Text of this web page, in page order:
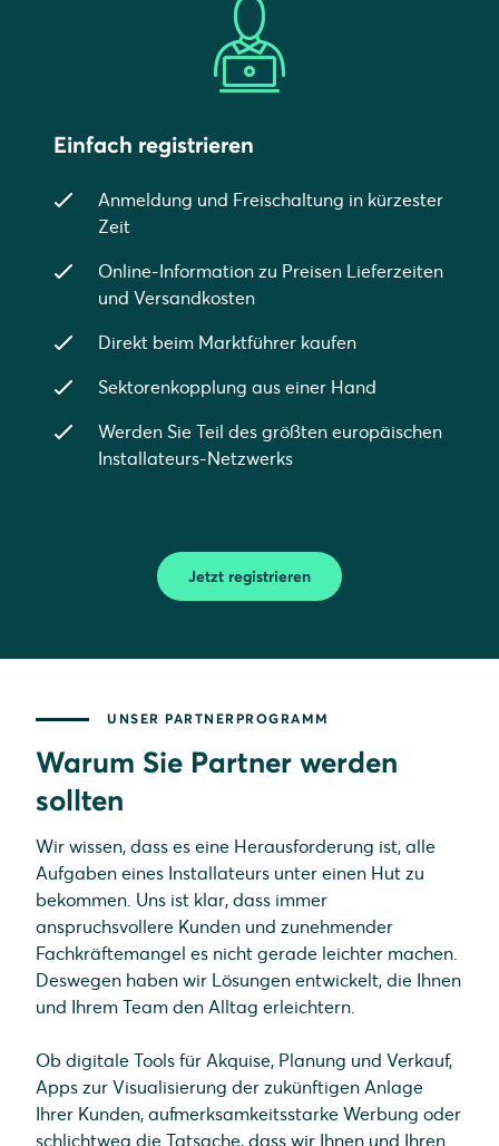
Einfach registrieren
Anmeldung und Freischaltung in kürzester
Zeit
Online-Information zu Preisen Lieferzeiten
und Versandkosten
Direkt beim Marktführer kaufen
Sektorenkopplung aus einer Hand
Werden Sie Teil des größten europäischen
Installateurs-Netzwerks
Jetzt registrieren
UNSER PARTNERPROGRAMM
Warum Sie Partner werden
sollten
Wir wissen, dass es eine Herausforderung ist, alle
Aufgaben eines Installateurs unter einen Hut zu
bekommen. Uns ist klar, dass immer
anspruchsvollere Kunden und zunehmender
Fachkräftemangel es nicht gerade leichter machen.
Deswegen haben wir Lösungen entwickelt, die Ihnen
und Ihrem Team den Alltag erleichtern.
Ob digitale Tools für Akquise, Planung und Verkauf,
Apps zur Visualisierung der zukünftigen Anlage
Ihrer Kunden, aufmerksamkeitsstarke Werbung oder
schlichtweg die Tatsache, dass wir Ihnen und Ihren